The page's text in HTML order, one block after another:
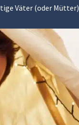
Väter (oder Mütter)